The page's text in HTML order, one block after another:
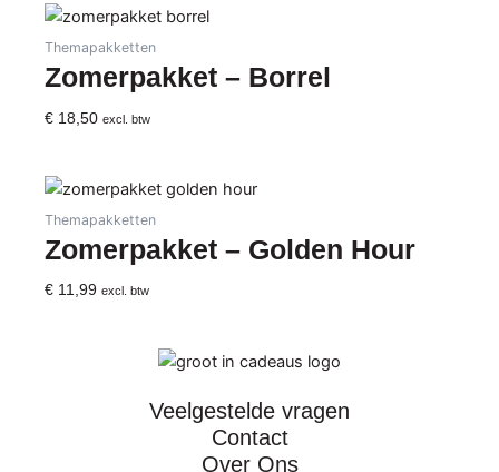
Themapakketten
Zomerpakket – Borrel
€ 18,50 excl. btw
Themapakketten
Zomerpakket – Golden Hour
€ 11,99 excl. btw
Veelgestelde vragen
Contact
Over Ons